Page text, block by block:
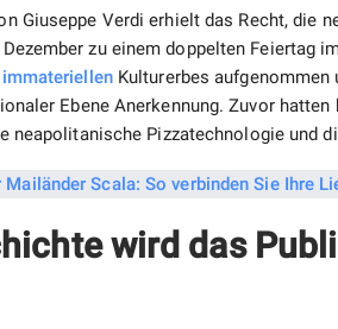
Giuseppe Verdi erhielt das Recht, die
zu einem doppelten Feiertag
immateriellenKulturerbes aufgenommen
Ebene Anerkennung. Zuvor
neapolitanische Pizzatechnologie und
wird das